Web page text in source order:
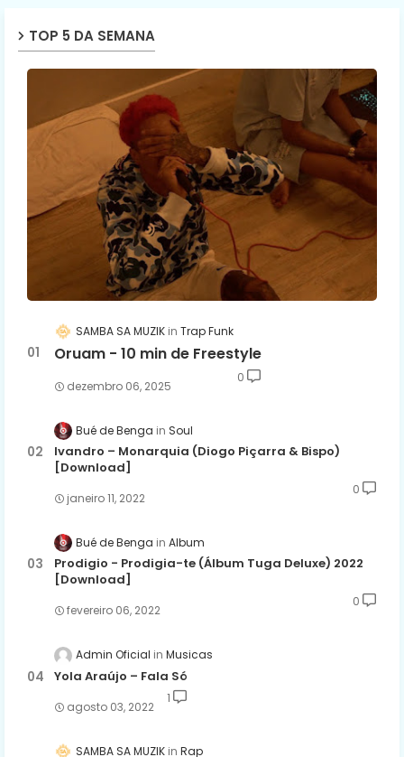
TOP 5 DA SEMANA
SAMBA SA MUZIK Trap Funk
Oruam - 10 min de Freestyle
dezembro 06, 2025
0
Bué de Benga Soul
Ivandro – Monarquia (Diogo Piçarra & Bispo)
[Download]
janeiro 11, 2022
0
Bué de Benga Album
Prodigio - Prodigia-te (Álbum Tuga Deluxe) 2022
[Download]
fevereiro 06, 2022
0
Admin Oficial Musicas
Yola Araújo – Fala Só
agosto 03, 2022
1
SAMBA SA MUZIK Rap